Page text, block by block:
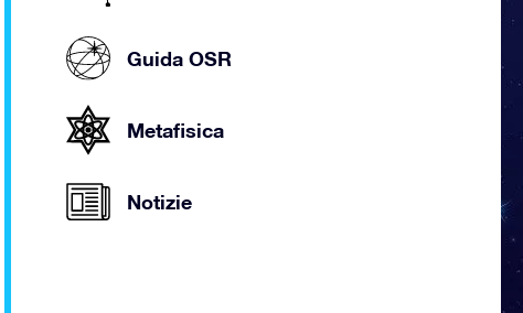
Guida OSR
Metafisica
Notizie